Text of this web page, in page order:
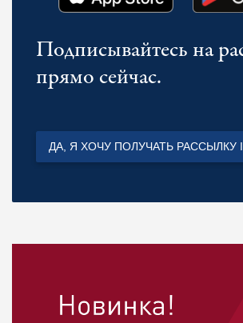
Подписывайтесь на
прямо сейчас.
ДА, Я ХОЧУ ПОЛУЧАТЬ РАССЫЛКУ